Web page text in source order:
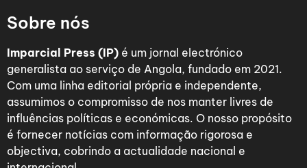
Sobre nós
Imparcial Press (IP) é um jornal electrónico
generalista ao serviço de Angola, fundado em 2021.
Com uma linha editorial própria e independente,
assumimos o compromisso de nos manter livres de
influências políticas e económicas. O nosso propósito
é fornecer notícias com informação rigorosa e
objectiva, cobrindo a actualidade nacional e